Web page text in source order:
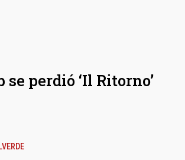
se perdió ‘Il Ritorno’